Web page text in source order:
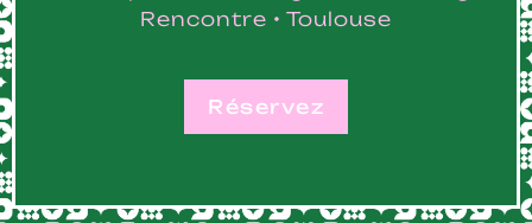
Rencontre • Toulouse
Réservez